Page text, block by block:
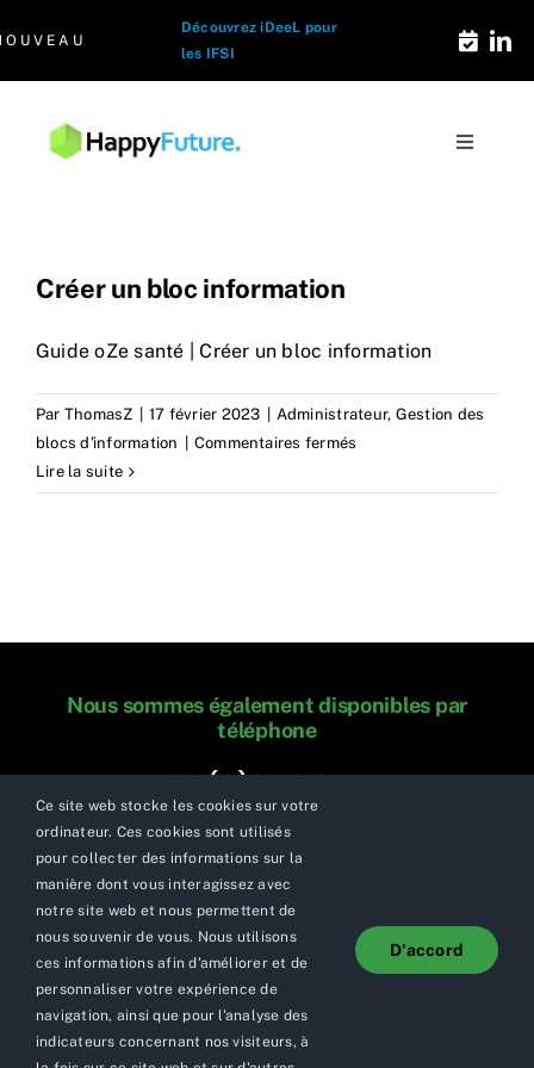
au
contenu
Découvrez iDeeL pour
les IFSI
Toggle
Les Signatures
Qui sommes-nous
Le Blog Santé
Créer un bloc information
Guide oZe santé | Créer un bloc information
Par ThomasZ 17 février 2023 Administrateur, Gestion des
blocs d'information
Commentaires fermés
un
Lire la suite
Nous sommes également disponibles par
téléphone
+33 (0)6 76 02 75 55
© Copyright 2015 - 2026 | HappyFuture
Vers nos autres pages
Ce site web stocke les cookies sur votre
ordinateur. Ces cookies sont utilisés
pour collecter des informations sur la
manière dont vous interagissez avec
notre site web et nous permettent de
nous souvenir de vous. Nous utilisons
ces informations afin d'améliorer et de
personnaliser votre expérience de
navigation, ainsi que pour l'analyse des
indicateurs concernant nos visiteurs, à
D'accord